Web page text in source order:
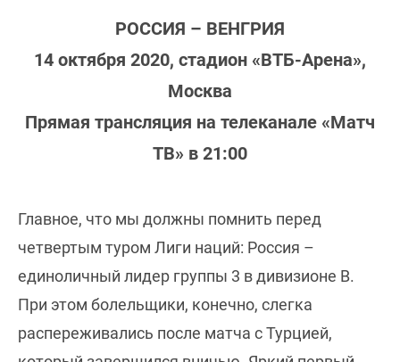
РОССИЯ – ВЕНГРИЯ
14 октября 2020, стадион «ВТБ-Арена»,
Москва
Прямая трансляция на телеканале «Матч
ТВ» в 21:00
Главное, что мы должны помнить перед
четвертым туром Лиги наций: Россия –
единоличный лидер группы 3 в дивизионе B.
При этом болельщики, конечно, слегка
распереживались после матча с Турцией,